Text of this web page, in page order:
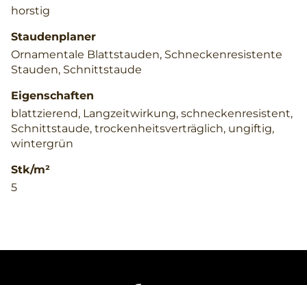
horstig
Staudenplaner
Ornamentale Blattstauden, Schneckenresistente
Stauden, Schnittstaude
Eigenschaften
blattzierend, Langzeitwirkung, schneckenresistent,
Schnittstaude, trockenheitsverträglich, ungiftig,
wintergrün
Stk/m²
5